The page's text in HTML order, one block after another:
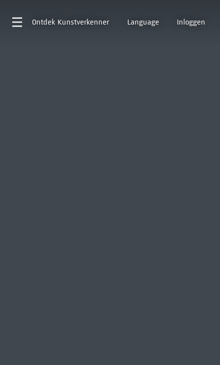
Ontdek Kunstverkenner Language Inloggen